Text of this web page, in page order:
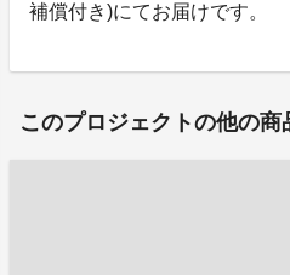
補償付き)にてお届けです。
このプロジェクトの他の商